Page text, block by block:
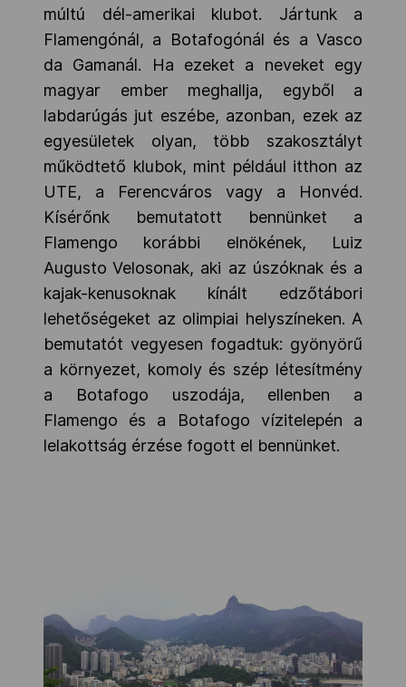
múltú dél-amerikai klubot. Jártunk a
Flamengónál, a Botafogónál és a Vasco
da Gamanál. Ha ezeket a neveket egy
magyar ember meghallja, egyből a
labdarúgás jut eszébe, azonban, ezek az
egyesületek olyan, több szakosztályt
működtető klubok, mint például itthon az
UTE, a Ferencváros vagy a Honvéd.
Kísérőnk bemutatott bennünket a
Flamengo korábbi elnökének, Luiz
Augusto Velosonak, aki az úszóknak és a
kajak-kenusoknak kínált edzőtábori
lehetőségeket az olimpiai helyszíneken. A
bemutatót vegyesen fogadtuk: gyönyörű
a környezet, komoly és szép létesítmény
a Botafogo uszodája, ellenben a
Flamengo és a Botafogo vízitelepén a
lelakottság érzése fogott el bennünket.